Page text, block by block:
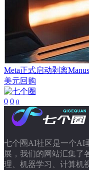
Meta正式启动剥离
美元回购
0 0 0
七个圈AI社区是一个AI
展，我们的网站汇集了
理、机器学习、计算机